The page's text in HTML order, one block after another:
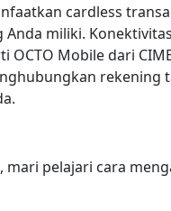
cardless
miliki.
OCTO Mobile dari
pelajari cara